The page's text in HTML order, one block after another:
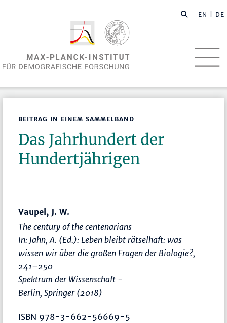
EN | DE
BEITRAG IN EINEM SAMMELBAND
Das Jahrhundert der
Hundertjährigen
Vaupel, J. W.
The century of the centenarians
In: Jahn, A. (Ed.): Leben bleibt rätselhaft: was
wissen wir über die großen Fragen der Biologie?,
241–250
Spektrum der Wissenschaft -
Berlin, Springer (2018)
ISBN 978-3-662-56669-5